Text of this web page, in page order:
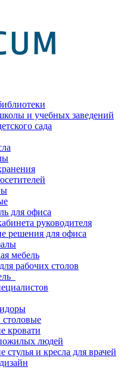
и учебных заведений
сада
для офиса
руководителя
решения для офиса
мебель
рабочих столов
кровати
людей
и кресла для врачей